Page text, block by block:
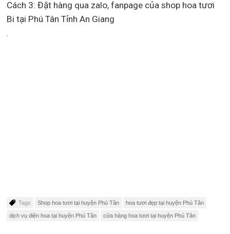
Cách 3: Đặt hàng qua zalo, fanpage của shop hoa tươi
Bi tại Phú Tân Tỉnh An Giang
.
Tags Shop hoa tươi tại huyện Phú Tân hoa tươi đẹp tại huyện Phú Tân
dịch vụ điện hoa tại huyện Phú Tân cửa hàng hoa tươi tại huyện Phú Tân